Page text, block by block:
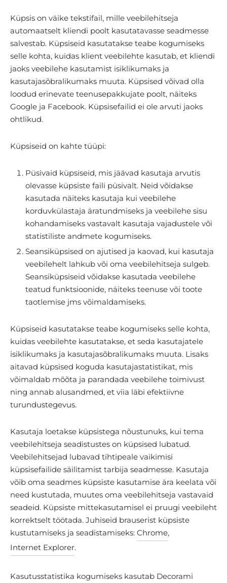
Küpsis on väike tekstifail, mille veebilehitseja
automaatselt kliendi poolt kasutatavasse seadmesse
salvestab. Küpsiseid kasutatakse teabe kogumiseks
selle kohta, kuidas klient veebilehte kasutab, et kliendi
jaoks veebilehe kasutamist isiklikumaks ja
kasutajasõbralikumaks muuta. Küpsised võivad olla
loodud erinevate teenusepakkujate poolt, näiteks
Google ja Facebook. Küpsisefailid ei ole arvuti jaoks
ohtlikud.
Küpsiseid on kahte tüüpi:
Püsivaid küpsiseid, mis jäävad kasutaja arvutis
olevasse küpsiste faili püsivalt. Neid võidakse
kasutada näiteks kasutaja kui veebilehe
korduvkülastaja äratundmiseks ja veebilehe sisu
kohandamiseks vastavalt kasutaja vajadustele või
statistiliste andmete kogumiseks.
Seansiküpsised on ajutised ja kaovad, kui kasutaja
veebilehelt lahkub või oma veebilehitseja sulgeb.
Seansiküpsiseid võidakse kasutada veebilehe
teatud funktsioonide, näiteks teenuse või toote
taotlemise jms võimaldamiseks.
Küpsiseid kasutatakse teabe kogumiseks selle kohta,
kuidas veebilehte kasutatakse, et seda kasutajatele
isiklikumaks ja kasutajasõbralikumaks muuta. Lisaks
aitavad küpsised koguda kasutajastatistikat, mis
võimaldab mõõta ja parandada veebilehe toimivust
ning annab alusandmed, et viia läbi efektiivne
turundustegevus.
Kasutaja loetakse küpsistega nõustunuks, kui tema
veebilehitseja seadistustes on küpsised lubatud.
Veebilehitsejad lubavad tihtipeale vaikimisi
küpsisefailide säilitamist tarbija seadmesse. Kasutaja
võib oma seadmes küpsiste kasutamise ära keelata või
need kustutada, muutes oma veebilehitseja vastavaid
seadeid. Küpsiste mittekasutamisel ei pruugi veebileht
korrektselt töötada. Juhiseid brauserist küpsiste
kustutamiseks ja seadistamiseks: Chrome,
Internet Explorer.
Kasutusstatistika kogumiseks kasutab Decorami